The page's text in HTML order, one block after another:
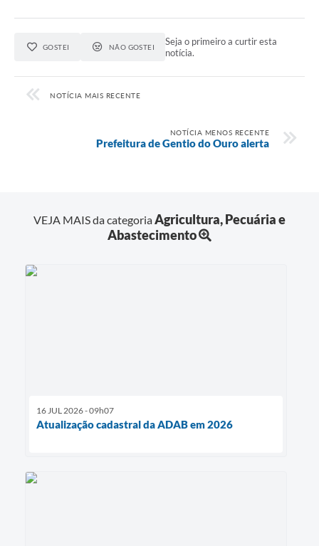
GOSTEI NÃO GOSTEI
Seja o primeiro a curtir esta
notícia.
NOTÍCIA MAIS RECENTE
NOTÍCIA MENOS RECENTE
Prefeitura de Gentio do Ouro alerta
VEJA MAIS da categoriaAgricultura, Pecuária e
Abastecimento
16 JUL 2026 - 09h07
Atualização cadastral da ADAB em 2026